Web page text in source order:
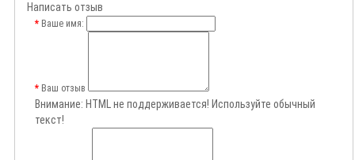
Написать отзыв
Ваше имя:
Ваш отзыв
Внимание: HTML не поддерживается! Используйте обычный
текст!